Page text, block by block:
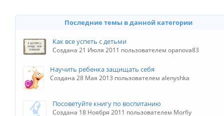
Последние темы в данной категории
Как все успеть с детьми
Создана 21 Июля 2011 пользователем opanova83
Научить ребенка защищать себя
Создана 28 Мая 2013 пользователем alenyshka
Посоветуйте книгу по воспитанию
Создана 18 Ноября 2011 пользователем Morfiy